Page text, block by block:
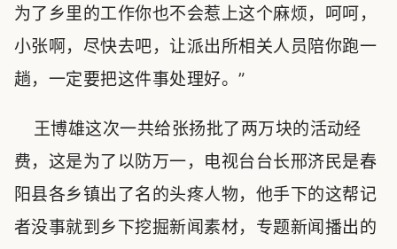
为了乡里的工作你也不会惹上这个麻烦，呵呵，
小张啊，尽快去吧，让派出所相关人员陪你跑一
趟，一定要把这件事处理好。”
王博雄这次一共给张扬批了两万块的活动经
费，这是为了以防万一，电视台台长邢济民是春
阳县各乡镇出了名的头疼人物，他手下的这帮记
者没事就到乡下挖掘新闻素材，专题新闻播出的